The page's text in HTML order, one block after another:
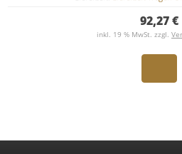
92,27 €
inkl. 19 % MwSt. zzgl.